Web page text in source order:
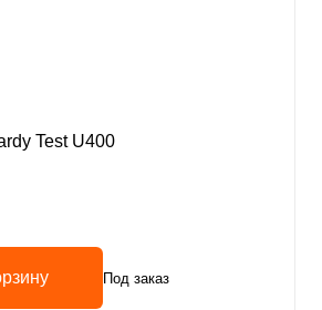
Test U400
Под заказ